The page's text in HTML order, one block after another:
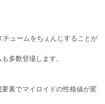
ュームをちぇんじすることが
多数登場します。
要素でマイロイドの性格値が変